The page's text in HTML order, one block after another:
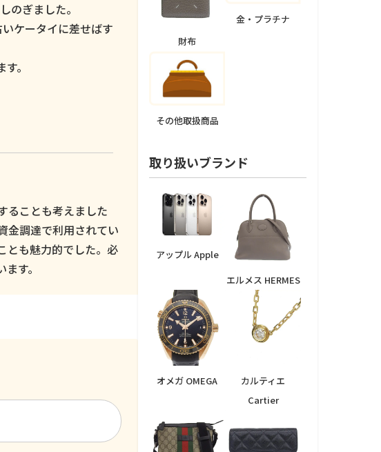
のぎました。
ケータイに差せばす
。
ることも考えました
金調達で利用されてい
とも魅力的でした。必
す。
財布
金・プラチナ
その他取扱商品
取り扱いブランド
アップル Apple
エルメス HERMES
オメガ OMEGA
カルティエ
Cartier